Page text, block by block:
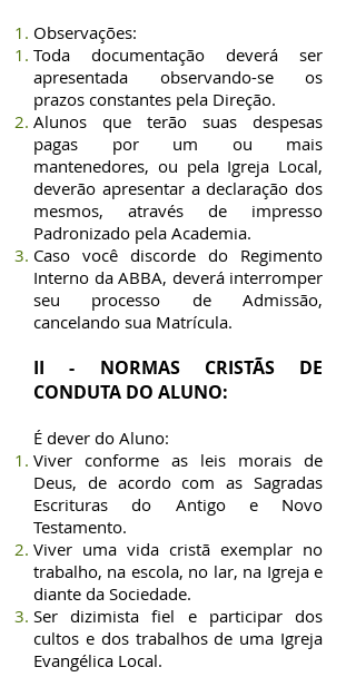
Observações:
Toda documentação deverá ser
apresentada observando-se os
prazos constantes pela Direção.
Alunos que terão suas despesas
pagas por um ou mais
mantenedores, ou pela Igreja Local,
deverão apresentar a declaração dos
mesmos, através de impresso
Padronizado pela Academia.
Caso você discorde do Regimento
Interno da ABBA, deverá interromper
seu processo de Admissão,
cancelando sua Matrícula.
II - NORMAS CRISTÃS DE
CONDUTA DO ALUNO:
É dever do Aluno:
Viver conforme as leis morais de
Deus, de acordo com as Sagradas
Escrituras do Antigo e Novo
Testamento.
Viver uma vida cristã exemplar no
trabalho, na escola, no lar, na Igreja e
diante da Sociedade.
Ser dizimista fiel e participar dos
cultos e dos trabalhos de uma Igreja
Evangélica Local.